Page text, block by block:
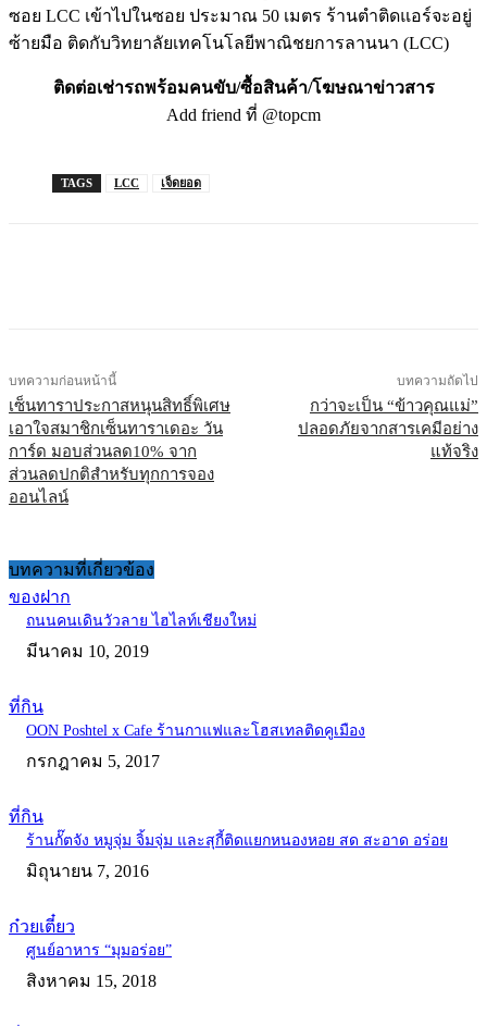
ซอย LCC เข้าไปในซอย ประมาณ 50 เมตร ร้านตำติดแอร์จะอยู่
ซ้ายมือ ติดกับวิทยาลัยเทคโนโลยีพาณิชยการลานนา (LCC)
ติดต่อเช่ารถพร้อมคนขับ/ซื้อสินค้า/โฆษณาข่าวสาร
Add friend ที่ @topcm
TAGS LCC เจ็ดยอด
บทความก่อนหน้านี้
เซ็นทาราประกาสหนุนสิทธิ์พิเศษ
เอาใจสมาชิกเซ็นทาราเดอะ วัน
การ์ด มอบส่วนลด10% จาก
ส่วนลดปกติสำหรับทุกการจอง
ออนไลน์
บทความถัดไป
กว่าจะเป็น “ข้าวคุณแม่”
ปลอดภัยจากสารเคมีอย่าง
แท้จริง
บทความที่เกี่ยวข้อง
ของฝาก
ถนนคนเดินวัวลาย ไฮไลท์เชียงใหม่
มีนาคม 10, 2019
ที่กิน
OON Poshtel x Cafe ร้านกาแฟและโฮสเทลติดคูเมือง
กรกฎาคม 5, 2017
ที่กิน
ร้านกั๊ตจัง หมูจุ่ม จิ้มจุ่ม และสุกี้ติดแยกหนองหอย สด สะอาด อร่อย
มิถุนายน 7, 2016
ก๋วยเตี๋ยว
ศูนย์อาหาร “มุมอร่อย”
สิงหาคม 15, 2018